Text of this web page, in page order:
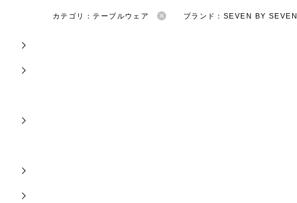
カテゴリ：テーブルウェア ブランド：SEVEN BY SEVEN